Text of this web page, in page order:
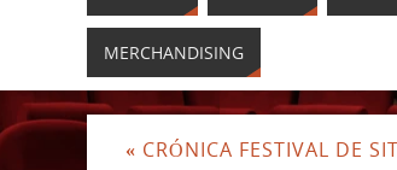
MERCHANDISING
« CRÓNICA FESTIVAL DE